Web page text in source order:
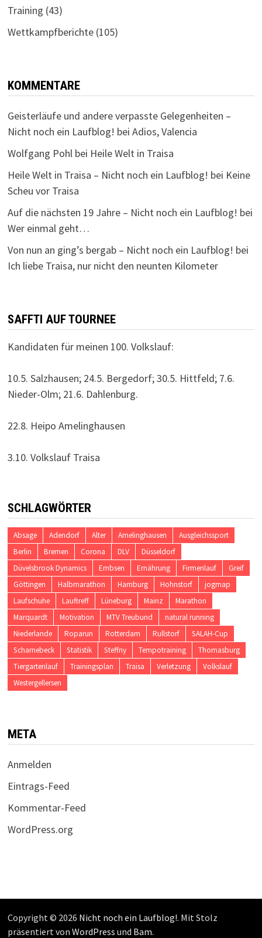
Training (43)
Wettkampfberichte(105)
KOMMENTARE
Geisterläufe und andere verpasste Gelegenheiten –
Nicht noch ein Laufblog! bei Adios, Valencia
Wolfgang Pohlbei Heile Welt in Traisa
Heile Welt in Traisa – Nicht noch ein Laufblog! bei Keine
Scheu vor Traisa
Auf die nächsten 19 Jahre – Nicht noch ein Laufblog! bei
Wer einmal geht…
Von nun an ging’s bergab – Nicht noch ein Laufblog! bei
Ich liebe Traisa, nur nicht den neunten Kilometer
SAFFTI AUF TOURNEE
Kandidaten für meinen 100. Volkslauf:
10.5. Salzhausen; 24.5. Bergedorf; 30.5. Hittfeld; 7.6.
Nieder-Olm; 21.6. Dahlenburg.
22.8. Heipo Amelinghausen
3.10. Volkslauf Traisa
SCHLAGWÖRTER
Absage Adendorf Alter Amelinghausen
Ausgleichssport
Berlin
Bremen Corona DLV
Düsseldorf
Düvelsbrook Dynamics
Embsen Ernährung Firmenlauf
Greif
Göttingen
Halbmarathon Hamburg Hohnstorf
jogmap
Laufschuhe
Lauftreff Lüneburg Mainz
Marathon
Marquardt
Motivation MTV Treubund
natural running
Niederlande
Roparun Rotterdam Rullstorf
SALAH-Cup
Scharnebeck
Statistik Steffny Tempotraining
Thomasburg
Tiergartenlauf
Trainingsplan Traisa Verletzung
Volkslauf
Westergellersen
META
Anmelden
Eintrags-Feed
Kommentar-Feed
WordPress.org
Copyright © 2026 Nicht noch ein Laufblog!. Mit Stolz
präsentiert von WordPress und Bam.